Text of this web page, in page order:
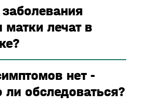
лечат в
нет -
обследоваться?